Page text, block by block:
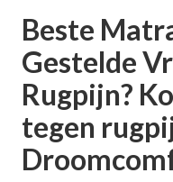
Beste
Gestelde
Rugpijn?
tegen